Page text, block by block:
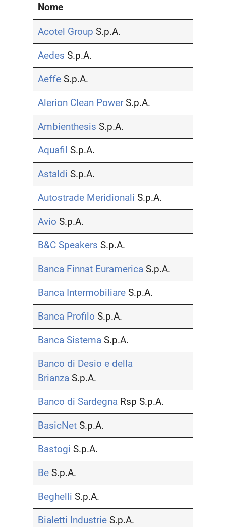
Nome
Acotel Group S.p.A.
Aedes S.p.A.
Aeffe S.p.A.
Alerion Clean PowerS.p.A.
Ambienthesis S.p.A.
Aquafil S.p.A.
Astaldi S.p.A.
Autostrade Meridionali S.p.A.
Avio S.p.A.
B&C Speakers S.p.A.
Banca Finnat Euramerica S.p.A.
Banca Intermobiliare S.p.A.
Banca Profilo S.p.A.
Banca Sistema S.p.A.
Banco di Desio e della
Brianza S.p.A.
Banco di Sardegna Rsp S.p.A.
BasicNet S.p.A.
Bastogi S.p.A.
Be S.p.A.
Beghelli S.p.A.
Bialetti Industrie S.p.A.